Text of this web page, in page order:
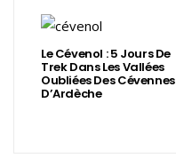
Le Cévenol : 5 Jours De
Trek Dans Les Vallées
Oubliées Des Cévennes
D’Ardèche